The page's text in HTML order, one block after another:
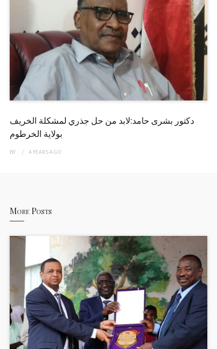
دكتور بشرى حامد:لابد من حل جذري لمشكلة الخريف
بولاية الخرطوم
BY 4 YEARSAGO
More Posts